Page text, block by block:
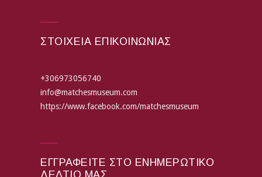
ΣΤΟΙΧΕΙΑ ΕΠΙΚΟΙΝΩΝΙΑΣ
+306973056740
info@matchesmuseum.com
https://www.facebook.com/matchesmuseum
ΕΓΓΡΑΦΕΊΤΕ ΣΤΟ ΕΝΗΜΕΡΩΤΙΚΌ
ΔΕΛΤΊΟ ΜΑΣ